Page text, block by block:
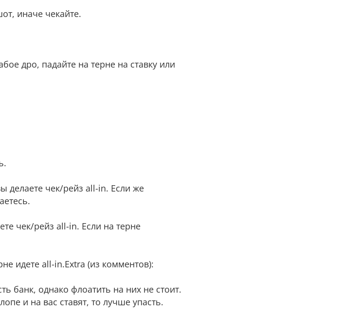
иначе чекайте.
дро, падайте на терне на ставку или
делаете чек/рейз all-in. Если же
чек/рейз all-in. Если на терне
идете all-in.Extra (из комментов):
однако флоатить на них не стоит.
и на вас ставят, то лучше упасть.